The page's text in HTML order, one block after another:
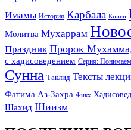
Имамы История Карбала Книги
Молитва Мухаррам
Праздник Пророк
с хадисоведением Серия:
Сунна Таклид Тексты
Фатима Аз-Захра Фикх
Шахид Шиизм